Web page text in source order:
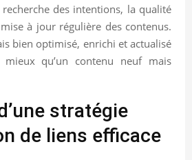
des intentions, la qualité
à jour régulière des contenus.
bien optimisé, enrichi et actualisé
qu’un contenu neuf mais
stratégie
de liens efficace